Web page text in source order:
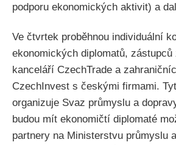
podporu ekonomických aktivit) a
Ve čtvrtek proběhnou individuální
ekonomických diplomatů,
kanceláří CzechTrade a
CzechInvest s českými firmami.
organizuje Svaz průmyslu a
budou mít ekonomičtí diplomaté
partnery na Ministerstvu průmyslu